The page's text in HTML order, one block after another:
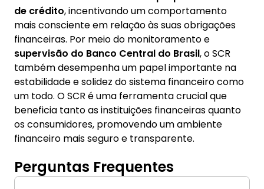
de crédito, incentivando um comportamento
mais consciente em relação às suas obrigações
financeiras. Por meio do monitoramento e
supervisão do Banco Central do Brasil, o SCR
também desempenha um papel importante na
estabilidade e solidez do sistema financeiro como
um todo. O SCR é uma ferramenta crucial que
beneficia tanto as instituições financeiras quanto
os consumidores, promovendo um ambiente
financeiro mais seguro e transparente.
Perguntas Frequentes